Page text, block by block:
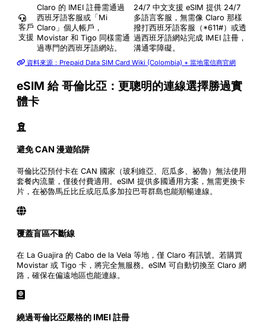
客戶
支援
Claro 的 IMEI 註冊需通過
西班牙語客服或「Mi
Claro」個人帳戶，
Movistar 和 Tigo 同樣需通
過專門的西班牙語網站。
24/7 中文支援 eSIM 提供 24/7
多語言客服，無需像 Claro 那樣
撥打西班牙語客服（*611#）或透
過西班牙語網站完成 IMEI 註冊，
溝通零障礙。
資料來源：Prepaid Data SIM Card Wiki (Colombia) + 當地電信商官網
eSIM 給 哥倫比亞：更聰明的連線選擇勝過實
體卡
避免 CAN 漫遊陷阱
哥倫比亞預付卡在 CAN 國家（玻利維亞、厄瓜多、祕魯）無法使用
套餐內流量，僅後付費適用。eSIM 提供多國通用方案，無需更換卡
片，在祕魯馬丘比丘或厄瓜多加拉巴哥群島也能順暢連線。
覆蓋盲區不斷線
在 La Guajira 的 Cabo de la Vela 等地，僅 Claro 有訊號。若購買
Movistar 或 Tigo 卡，將完全無服務。eSIM 可自動切換至 Claro 網
路，確保在偏遠地區也能連線。
繞過哥倫比亞嚴格的 IMEI 註冊